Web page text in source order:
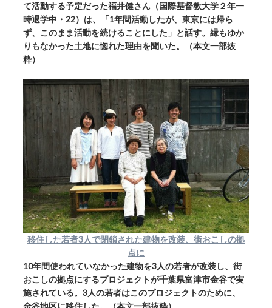
て活動する予定だった福井健さん（国際基督教大学２年一
時退学中・22）は、「1年間活動したが、東京には帰ら
ず、このまま活動を続けることにした」と話す。縁もゆか
りもなかった土地に惚れた理由を聞いた。（本文一部抜
粋）
移住した若者3人で閉鎖された建物を改装、街おこしの拠
点に
10年間使われていなかった建物を3人の若者が改装し、街
おこしの拠点にするプロジェクトが千葉県富津市金谷で実
施されている。3人の若者はこのプロジェクトのために、
金谷地区に移住した。（本文一部抜粋）